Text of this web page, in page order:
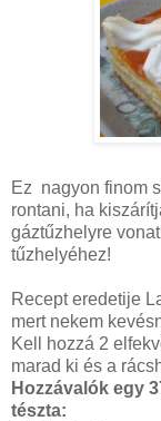
Ez nagyon finom
rontani, ha
gáztűzhelyre
tűzhelyéhez!
Recept eredetije
mert nekem
Kell hozzá 2
marad ki és a
Hozzávalók egy
tészta: